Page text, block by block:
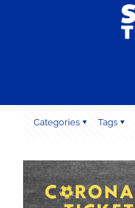
Categories Tags